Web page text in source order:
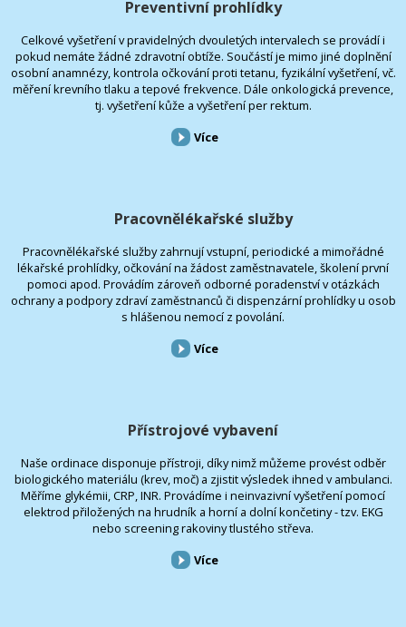
Preventivní prohlídky
Celkové vyšetření v pravidelných dvouletých intervalech se provádí i
pokud nemáte žádné zdravotní obtíže. Součástí je mimo jiné doplnění
osobní anamnézy, kontrola očkování proti tetanu, fyzikální vyšetření, vč.
měření krevního tlaku a tepové frekvence. Dále onkologická prevence,
tj. vyšetření kůže a vyšetření per rektum.
Více
Pracovnělékařské služby
Pracovnělékařské služby zahrnují vstupní, periodické a mimořádné
lékařské prohlídky, očkování na žádost zaměstnavatele, školení první
pomoci apod. Provádím zároveň odborné poradenství v otázkách
ochrany a podpory zdraví zaměstnanců či dispenzární prohlídky u osob
s hlášenou nemocí z povolání.
Více
Přístrojové vybavení
Naše ordinace disponuje přístroji, díky nimž můžeme provést odběr
biologického materiálu (krev, moč) a zjistit výsledek ihned v ambulanci.
Měříme glykémii, CRP, INR. Provádíme i neinvazivní vyšetření pomocí
elektrod přiložených na hrudník a horní a dolní končetiny - tzv. EKG
nebo screening rakoviny tlustého střeva.
Více